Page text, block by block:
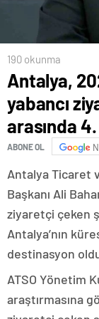
190 okunma
Antalya,
yabancı
arasında
ABONE OL
Antalya Ticaret
Başkanı Ali
ziyaretçi çeken
Antalya’nın
destinasyon
ATSO Yönetim
araştırmasına